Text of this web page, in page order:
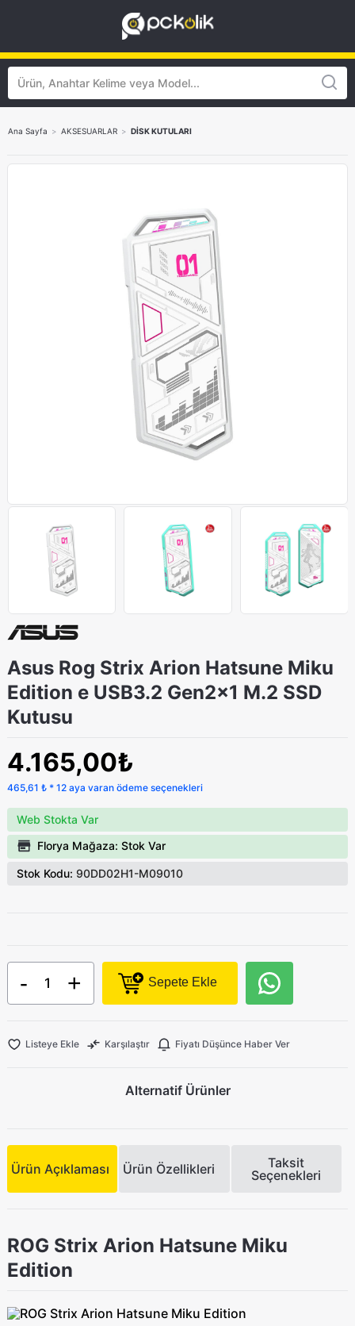
Ana Sayfa > AKSESUARLAR > DİSK KUTULARI
Asus Rog Strix Arion Hatsune Miku
Edition e USB3.2 Gen2x1 M.2 SSD
Kutusu
4.165,00₺
465,61 ₺ * 12 aya varan ödeme seçenekleri
Web Stokta Var
Florya Mağaza: Stok Var
Stok Kodu: 90DD02H1-M09010
- + Sepete Ekle
Listeye Ekle Karşılaştır Fiyatı Düşünce Haber Ver
Alternatif Ürünler
Ürün Açıklaması Ürün Özellikleri
Taksit
Seçenekleri
ROG Strix Arion Hatsune Miku
Edition